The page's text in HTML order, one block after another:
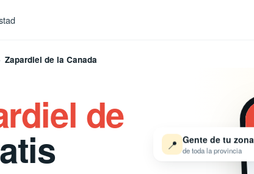
Zapardiel de la Canada
de
📍 Gente de tu zona
de toda la provincia